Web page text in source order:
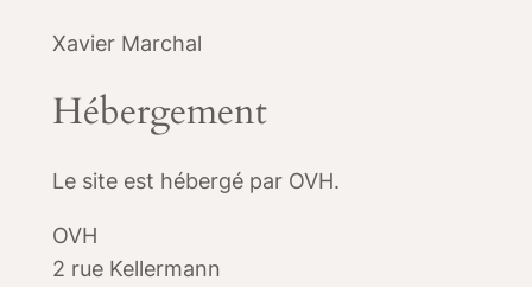
Xavier Marchal
Hébergement
Le site est hébergé par OVH.
OVH
2 rue Kellermann